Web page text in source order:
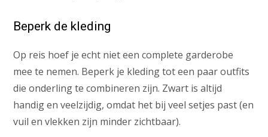
Beperk de kleding
Op reis hoef je echt niet een complete garderobe
mee te nemen. Beperk je kleding tot een paar outfits
die onderling te combineren zijn. Zwart is altijd
handig en veelzijdig, omdat het bij veel setjes past (en
vuil en vlekken zijn minder zichtbaar).